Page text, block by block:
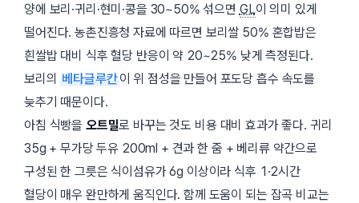
양에 보리·귀리·현미·콩을 30~50% 섞으면 GL이 의미 있게
떨어진다. 농촌진흥청 자료에 따르면 보리쌀 50% 혼합밥은
흰쌀밥 대비 식후 혈당 반응이 약 20~25% 낮게 측정된다.
보리의 베타글루칸이 위 점성을 만들어 포도당 흡수 속도를
늦추기 때문이다.
아침 식빵을 오트밀로 바꾸는 것도 비용 대비 효과가 좋다. 귀리
35g + 무가당 두유 200ml + 견과 한 줌 + 베리류 약간으로
구성된 한 그릇은 식이섬유가 6g 이상이라 식후 1·2시간
혈당이 매우 완만하게 움직인다. 함께 도움이 되는 잡곡 비교는